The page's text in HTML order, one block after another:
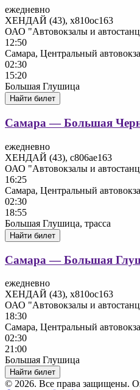
ежедневно
ХЕНДАЙ (43), х810ос163
ОАО "Автовокзалы и
12:50
Самара, Центральный
02:30
15:20
Большая Глушица
Найти билет
Самара — Большая
ежедневно
ХЕНДАЙ (43), с806ае163
ОАО "Автовокзалы и
16:25
Самара, Центральный
02:30
18:55
Большая Глушица, трасса
Найти билет
Самара — Большая
ежедневно
ХЕНДАЙ (43), х810ос163
ОАО "Автовокзалы и
18:30
Самара, Центральный
02:30
21:00
Большая Глушица
Найти билет
© 2026. Все права защищены.